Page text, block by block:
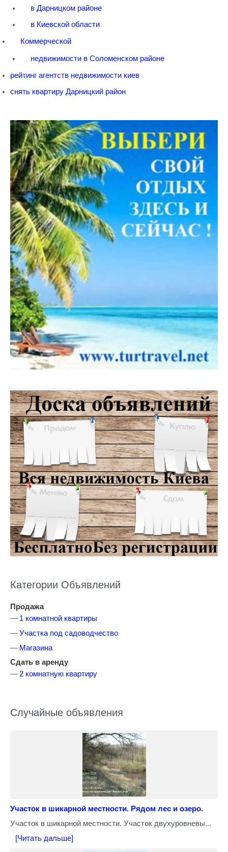
в Дарницком районе
в Киевской области
Коммерческой
недвижимости в Соломенском районе
рейтинг агентств недвижимости киев
снять квартиру Дарницкий район
Категории Объявлений
Продажа
1 комнатной квартиры
Участка под садоводчество
Магазина
Сдать в аренду
2 комнатную квартиру
Случайные объявления
Участок в шикарной местности. Рядом лес и озеро.
Участок в шикарной местности. Участок двухуровневы...
[Читать дальше]